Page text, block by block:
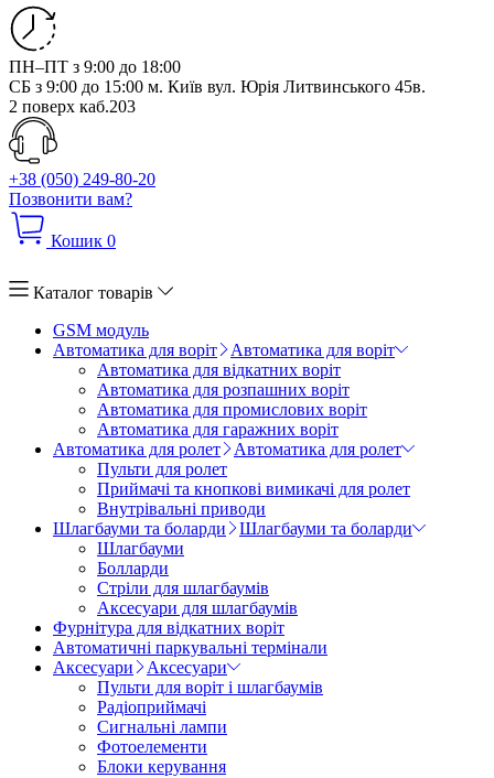
ПН–ПТ з 9:00 до 18:00
СБ з 9:00 до 15:00 м. Київ вул. Юрія Литвинського 45в.
2 поверх каб.203
+38 (050) 249-80-20
Позвонити вам?
Кошик 0
Каталог товарів
GSM модуль
Автоматика для воріт
Автоматика для воріт
Автоматика для відкатних воріт
Автоматика для розпашних воріт
Автоматика для промислових воріт
Автоматика для гаражних воріт
Автоматика для ролет
Автоматика для ролет
Пульти для ролет
Приймачі та кнопкові вимикачі для ролет
Внутрівальні приводи
Шлагбауми та боларди
Шлагбауми та боларди
Шлагбауми
Болларди
Стріли для шлагбаумів
Аксесуари для шлагбаумів
Фурнітура для відкатних воріт
Автоматичні паркувальні термінали
Аксесуари
Аксесуари
Пульти для воріт і шлагбаумів
Радіоприймачі
Сигнальні лампи
Фотоелементи
Блоки керування